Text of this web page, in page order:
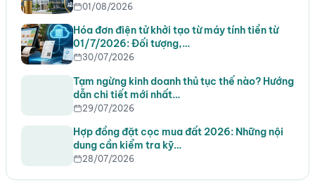
01/08/2026
Hóa đơn điện tử khởi tạo từ máy tính tiền từ
01/7/2026: Đối tượng,…
30/07/2026
Tạm ngừng kinh doanh thủ tục thế nào? Hướng
dẫn chi tiết mới nhất…
29/07/2026
Hợp đồng đặt cọc mua đất 2026: Những nội
dung cần kiểm tra kỹ…
28/07/2026